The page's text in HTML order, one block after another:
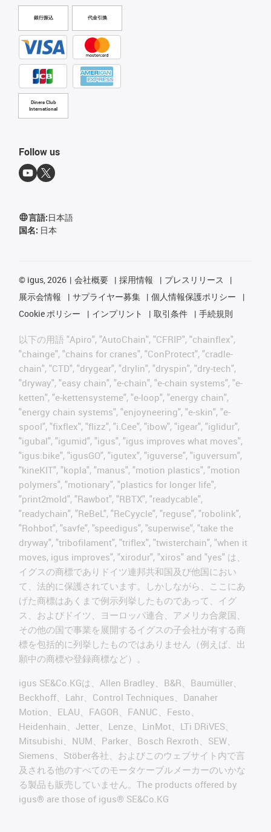
銀行振込 代金引換
Diners Club
International
Follow us
言語:日本語
国名: 日本
© igus, 2026 会社概要 採用情報
プレスリリース
展示会情報
サプライヤー募集
個人情報保護ポリシー
Cookie ポリシー
インプリント 取引条件 手続規則
以下の用語 "Apiro", "AutoChain", "CFRIP", "chainflex",
"chainge", "chains for cranes", "ConProtect", "cradle-
chain", "CTD", "drygear", "drylin", "dryspin", "dry-tech",
"dryway", "easy chain", "e-chain", "e-chain systems", "e-
ketten", "e-kettensysteme", "e-loop", "energy chain",
"energy chain systems", "enjoyneering", "e-skin", "e-
spool", "fixflex", "flizz", "i.Cee", "ibow", "igear", "iglidur",
"igubal", "igumid", "igus", "igus improves what moves",
"igus:bike", "igusGO", "igutex", "iguverse", "iguversum",
"kineKIT", "kopla", "manus", "motion plastics", "motion
polymers", "motionary", "plastics for longer life",
"print2mold", "Rawbot", "RBTX", "readycable",
"readychain", "ReBeL", "ReCyycle", "reguse", "robolink",
"Rohbot", "savfe", "speedigus", "superwise", "take the
dryway", "tribofilament", "triflex", "twisterchain", "when it
moves, igus improves", "xirodur", "xiros" and "yes" は、
イグスの商標でありドイツ連邦共和国及び他国におい
て、法的に保護されています。しかしながら、ここにあ
げた商標はあくまで例示列挙したものであって、イグ
ス、およびドイツ、ヨーロッパ連合、アメリカ合衆国、
その他の国で事業を展開するイグスの子会社が有する商
標を包括的に列挙したものではありません（例えば、出
願中の商標や登録商標など）。
igus SE&Co.KGは、Allen Bradley、B&R、Baumüller、
Beckhoff、Lahr、Control Techniques、Danaher
Motion、ELAU、FAGOR、FANUC、Festo、
Heidenhain、Jetter、Lenze、LinMot、LTi DRiVES、
Mitsubishi、NUM、Parker、Bosch Rexroth、SEW、
Siemens、Stöber各社、およびこのウェブサイト内で言
及される他のすべてのモータケーブルメーカーのいかな
る製品も販売していません。The products offered by
igus® are those of igus® SE&Co.KG